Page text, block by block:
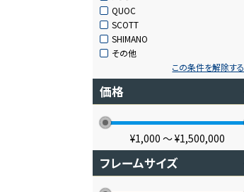
QUOC
SCOTT
SHIMANO
その他
この条件を解除する
価格
¥1,000 〜¥1,500,000
フレームサイズ